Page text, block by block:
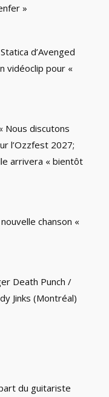
»
d’Avenged
vidéoclip pour «
Nous discutons
l’Ozzfest 2027;
arrivera « bientôt
chanson «
Death Punch /
Jinks (Montréal)
du guitariste